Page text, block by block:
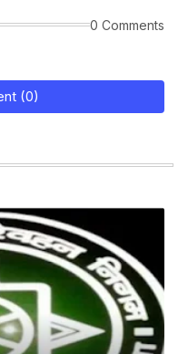
0 Comments
(0)